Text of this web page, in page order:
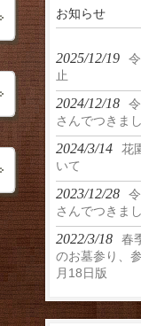
お知らせ
2025/12/19
止
2024/12/18
さんでつきま
2024/3/14
花
いて
2023/12/28
さんでつき
2022/3/18
春
のお墓参り、
月18日版